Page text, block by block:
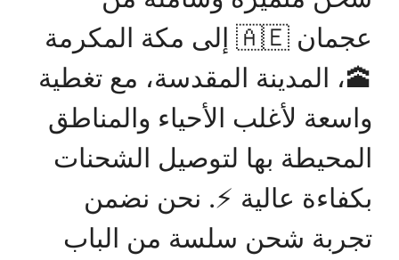
عجمان 🇦🇪 إلى مكة المكرمة
🕋، المدينة المقدسة، مع تغطية
واسعة لأغلب الأحياء والمناطق
المحيطة بها لتوصيل الشحنات
بكفاءة عالية ⚡. نحن نضمن
تجربة شحن سلسة من الباب